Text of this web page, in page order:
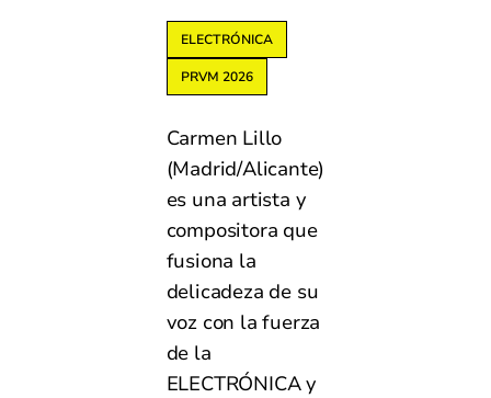
ELECTRÓNICA
PRVM 2026
Carmen Lillo
(Madrid/Alicante)
es una artista y
compositora que
fusiona la
delicadeza de su
voz con la fuerza
de la
ELECTRÓNICA y